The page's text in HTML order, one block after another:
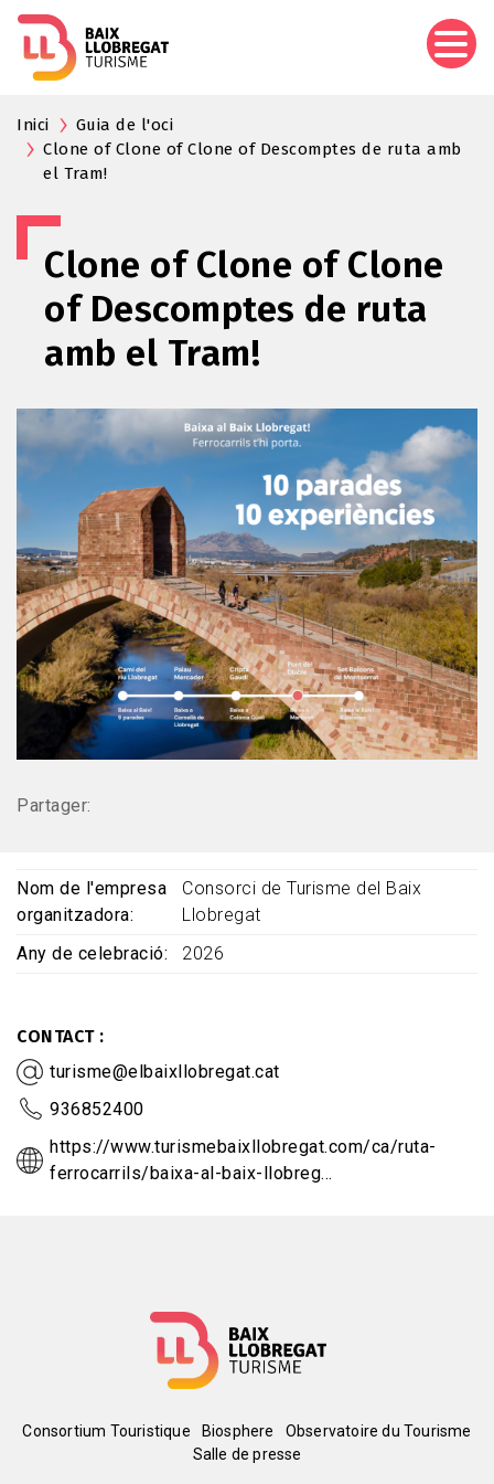
Inici
Guia de l'oci
Clone of Clone of Clone of Descomptes de ruta amb
el Tram!
Clone of Clone of Clone
of Descomptes de ruta
amb el Tram!
Partager:
CONTACT
turisme@elbaixllobregat.cat
936852400
https://www.turismebaixllobregat.com/ca/ruta-
ferrocarrils/baixa-al-baix-llobreg…
Nom de l'empresa
organitzadora
Consorci de Turisme del Baix
Llobregat
Any de celebració
2026
Menú
Consortium Touristique Biosphere
Observatoire du Tourisme
Salle de presse